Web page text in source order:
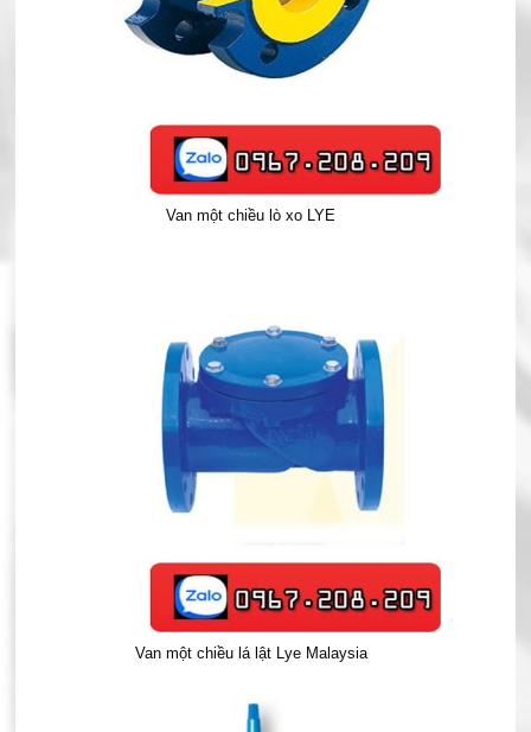
Van một chiều lò xo LYE
Van một chiều lá lật Lye Malaysia